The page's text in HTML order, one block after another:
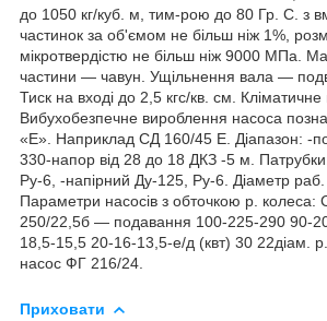
до 1050 кг/куб. м, тим-рою до 80 Гр. С. з
частинок за об'ємом не більш ніж 1%,
мікротвердістю не більш ніж 9000 МПа.
частини — чавун. Ущільнення вала —
Тиск на вході до 2,5 кгс/кв. см.
Вибухобезпечне вироблення насоса
«Е». Наприклад СД 160/45 Е. Діапазон: -
330-напор від 28 до 18 ДКЗ -5 м.
Ру-6, -напірний Ду-125, Ру-6. Діаметр
Параметри насосів з обточкою р.
250/22,5б — подавання 100-225-290 90-
18,5-15,5 20-16-13,5-е/д (квт) 30 22діам.
насос ФГ 216/24.
Приховати